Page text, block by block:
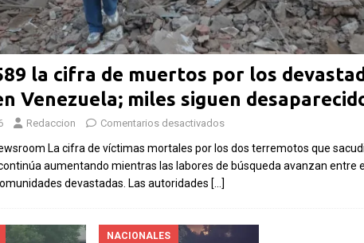
la cifra de muertos por los
Venezuela; miles siguen
Redaccion Comentarios desactivados
La cifra de víctimas mortales por los dos terremotos que
aumentando mientras las labores de búsqueda avanzan entre
devastadas. Las autoridades […]
NACIONALES
a
Las Islas Malvinas y el
deporte: una historia de
identidad, memoria y
pasión nacional
Por El Latino Newsroom El deporte ha
sido, a lo largo de la historia, mucho más
atletas. En numerosas[...]
el
Por El
sumó